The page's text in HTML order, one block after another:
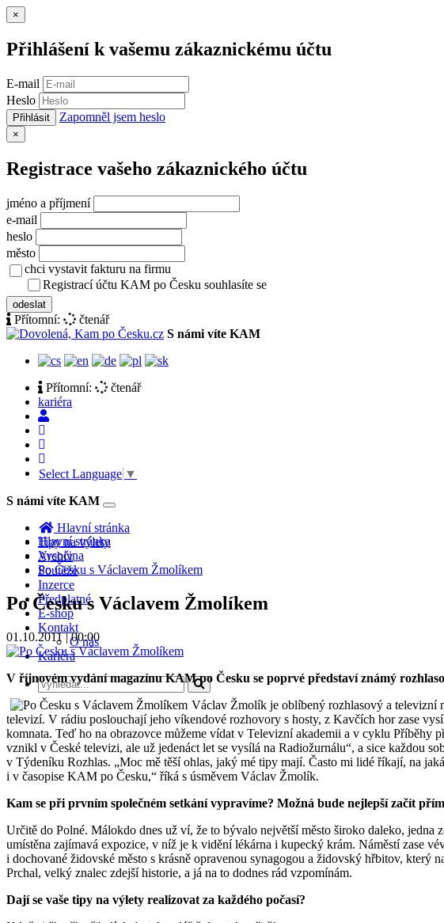
×
Přihlášení k vašemu zákaznickému účtu
E-mail
Heslo
Přihlásit Zapomněl jsem heslo
×
Registrace vašeho zákaznického účtu
jméno a příjmení
e-mail
heslo
město
chci vystavit fakturu na firmu
Registrací účtu KAM po Česku souhlasíte se
odeslat
Přítomní:
čtenář
S námi víte KAM
Přítomní:
čtenář
kariéra
Select Language ▼
S námi víte KAM
Toggle
navigation
Hlavní stránka
Tipy na výlety
Archiv
Soutěže
Inzerce
Předplatné
E-shop
Kontakt
O nás
Kariéra
Hlavní stránka
Vysočina
Po Česku s Václavem Žmolíkem
Po Česku s Václavem Žmolíkem
01.10.2011 | 00:00
V říjnovém vydání magazínu KAM po Česku se poprvé představí známý
Václav Žmolík je oblíbený rozhlasový a televizní
televizí. V rádiu poslouchají jeho víkendové rozhovory s hosty, z Kavčích hor zase
komnata. Teď ho na obrazovce můžeme vídat v Televizní akademii a v cyklu Příběhy
vznikl v České televizi, ale už jedenáct let se vysílá na Radiožurnálu“, a sice každou
v Týdeníku Rozhlas. „Moc mě těší ohlas, jaký mé tipy mají. Často mi lidé říkají, na
i v časopise KAM po Česku,“ říká s úsměvem Václav Žmolík.
Kam se při prvním společném setkání vypravíme? Možná bude nejlepší začít
Určitě do Polné. Málokdo dnes už ví, že to bývalo největší město široko daleko,
umístěna zajímavá expozice, v níž je k vidění lékárna i kupecký krám. Náměstí zase
i dochované židovské město s krásně opravenou synagogou a židovský hřbitov, který
Prchal, velký znalec zdejší historie, a já na to dodnes rád vzpomínám.
Dají se vaše tipy na výlety realizovat za každého počasí?